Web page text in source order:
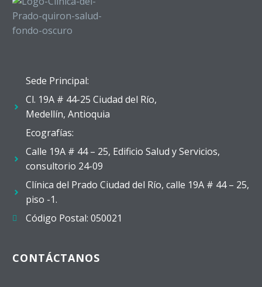
Sede Principal:
Cl. 19A # 44-25 Ciudad del Río,
Medellín, Antioquia
Ecografías:
Calle 19A # 44 – 25, Edificio Salud y Servicios,
consultorio 24-09
Clínica del Prado Ciudad del Río, calle 19A # 44 – 25,
piso -1.
Código Postal: 050021
CONTÁCTANOS